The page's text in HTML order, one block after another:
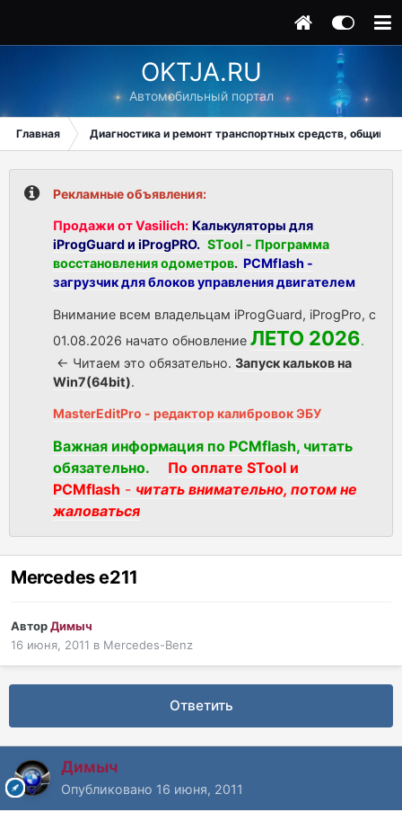
OKTJA.RU
Автомобильный портал
Главная Диагностика и ремонт транспортных средств, общий
Рекламные объявления:
Продажи от Vasilich: Калькуляторы для
iProgGuard и iProgPRO. STool - Программа
восстановления одометров. PCMflash -
загрузчик для блоков управления двигателем
Внимание всем владельцам iProgGuard, iProgPro, с
01.08.2026 начато обновление ЛЕТО 2026.
<- Читаем это обязательно. Запуск кальков на
Win7(64bit).
MasterEditPro - редактор калибровок ЭБУ
Важная информация по PCMflash, читать
обязательно.
По оплате STool и
PCMflash - читать внимательно, потом не
жаловаться
Mercedes e211
АвторДимыч
16 июня, 2011 в Mercedes-Benz
Ответить
Димыч
Опубликовано 16 июня, 2011